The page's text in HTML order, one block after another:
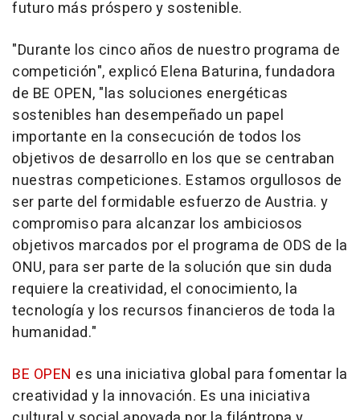
futuro más próspero y sostenible.
"Durante los cinco años de nuestro programa de
competición", explicó Elena Baturina, fundadora
de BE OPEN, "las soluciones energéticas
sostenibles han desempeñado un papel
importante en la consecución de todos los
objetivos de desarrollo en los que se centraban
nuestras competiciones. Estamos orgullosos de
ser parte del formidable esfuerzo de Austria. y
compromiso para alcanzar los ambiciosos
objetivos marcados por el programa de ODS de la
ONU, para ser parte de la solución que sin duda
requiere la creatividad, el conocimiento, la
tecnología y los recursos financieros de toda la
humanidad."
BE OPEN es una iniciativa global para fomentar la
creatividad y la innovación. Es una iniciativa